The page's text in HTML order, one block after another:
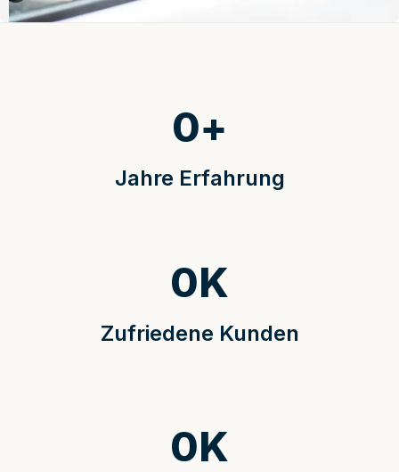
Jahre Erfahrung
0+
Zufriedene Kunden
0K
0K